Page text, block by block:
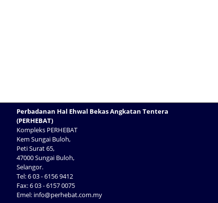
Perbadanan Hal Ehwal Bekas Angkatan Tentera
(PERHEBAT)
Kompleks PERHEBAT
Kem Sungai Buloh,
Peti Surat 65,
47000 Sungai Buloh,
Selangor.
Tel: 6 03 - 6156 9412
Fax: 6 03 - 6157 0075
Emel: info@perhebat.com.my